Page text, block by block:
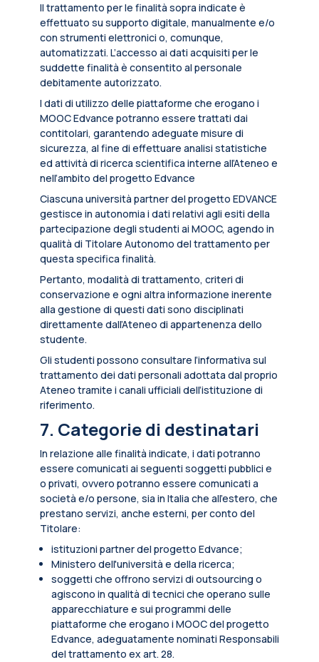
Il trattamento per le finalità sopra indicate è
effettuato su supporto digitale, manualmente e/o
con strumenti elettronici o, comunque,
automatizzati. L’accesso ai dati acquisiti per le
suddette finalità è consentito al personale
debitamente autorizzato.
I dati di utilizzo delle piattaforme che erogano i
MOOC Edvance potranno essere trattati dai
contitolari, garantendo adeguate misure di
sicurezza, al fine di effettuare analisi statistiche
ed attività di ricerca scientifica interne all’Ateneo e
nell’ambito del progetto Edvance
Ciascuna università partner del progetto EDVANCE
gestisce in autonomia i dati relativi agli esiti della
partecipazione degli studenti ai MOOC, agendo in
qualità di Titolare Autonomo del trattamento per
questa specifica finalità.
Pertanto, modalità di trattamento, criteri di
conservazione e ogni altra informazione inerente
alla gestione di questi dati sono disciplinati
direttamente dall’Ateneo di appartenenza dello
studente.
Gli studenti possono consultare l’informativa sul
trattamento dei dati personali adottata dal proprio
Ateneo tramite i canali ufficiali dell’istituzione di
riferimento.
7. Categorie di destinatari
In relazione alle finalità indicate, i dati potranno
essere comunicati ai seguenti soggetti pubblici e
o privati, ovvero potranno essere comunicati a
società e/o persone, sia in Italia che all’estero, che
prestano servizi, anche esterni, per conto del
Titolare:
istituzioni partner del progetto Edvance;
Ministero dell'università e della ricerca;
soggetti che offrono servizi di outsourcing o
agiscono in qualità di tecnici che operano sulle
apparecchiature e sui programmi delle
piattaforme che erogano i MOOC del progetto
Edvance, adeguatamente nominati Responsabili
del trattamento ex art. 28.